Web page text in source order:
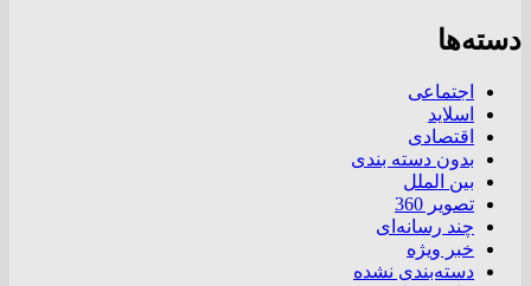
دسته‌ها
اجتماعی
اسلاید
اقتصادی
بدون دسته بندی
بین الملل
تصویر 360
چند رسانه‌ای
خبر ویژه
دسته‌بندی نشده